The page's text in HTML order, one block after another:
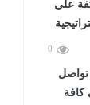
0
كافة